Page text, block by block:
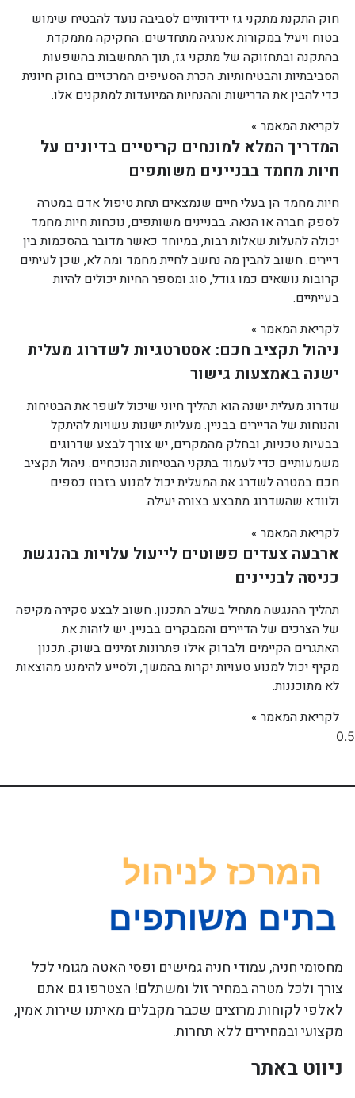
חוק התקנת מתקני גז ידידותיים לסביבה נועד להבטיח שימוש
בטוח ויעיל במקורות אנרגיה מתחדשים. החקיקה מתמקדת
בהתקנה ובתחזוקה של מתקני גז, תוך התחשבות בהשפעות
הסביבתיות והבטיחותיות. הכרת הסעיפים המרכזיים בחוק חיונית
כדי להבין את הדרישות וההנחיות המיועדות למתקנים אלו.
לקריאת המאמר »
המדריך המלא למונחים קריטיים בדיונים על
חיות מחמד בבניינים משותפים
חיות מחמד הן בעלי חיים שנמצאים תחת טיפול אדם במטרה
לספק חברה או הנאה. בבניינים משותפים, נוכחות חיות מחמד
יכולה להעלות שאלות רבות, במיוחד כאשר מדובר בהסכמות בין
דיירים. חשוב להבין מה נחשב לחיית מחמד ומה לא, שכן לעיתים
קרובות נושאים כמו גודל, סוג ומספר החיות יכולים להיות
בעייתיים.
לקריאת המאמר »
ניהול תקציב חכם: אסטרטגיות לשדרוג מעלית
ישנה באמצעות גישור
שדרוג מעלית ישנה הוא תהליך חיוני שיכול לשפר את הבטיחות
והנוחות של הדיירים בבניין. מעליות ישנות עשויות להיתקל
בבעיות טכניות, ובחלק מהמקרים, יש צורך לבצע שדרוגים
משמעותיים כדי לעמוד בתקני הבטיחות הנוכחיים. ניהול תקציב
חכם במטרה לשדרג את המעלית יכול למנוע בזבוז כספים
ולוודא שהשדרוג מתבצע בצורה יעילה.
לקריאת המאמר »
ארבעה צעדים פשוטים לייעול עלויות בהנגשת
כניסה לבניינים
תהליך ההנגשה מתחיל בשלב התכנון. חשוב לבצע סקירה מקיפה
של הצרכים של הדיירים והמבקרים בבניין. יש לזהות את
האתגרים הקיימים ולבדוק אילו פתרונות זמינים בשוק. תכנון
מקיף יכול למנוע טעויות יקרות בהמשך, ולסייע להימנע מהוצאות
לא מתוכננות.
לקריאת המאמר »
מחסומי חניה, עמודי חניה גמישים ופסי האטה מגומי לכל
צורך ולכל מטרה במחיר זול ומשתלם! הצטרפו גם אתם
לאלפי לקוחות מרוצים שכבר מקבלים מאיתנו שירות אמין,
מקצועי ובמחירים ללא תחרות.
ניווט באתר